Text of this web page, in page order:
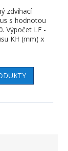
zdvíhací
s hodnotou
Výpočet LF -
KH (mm) x